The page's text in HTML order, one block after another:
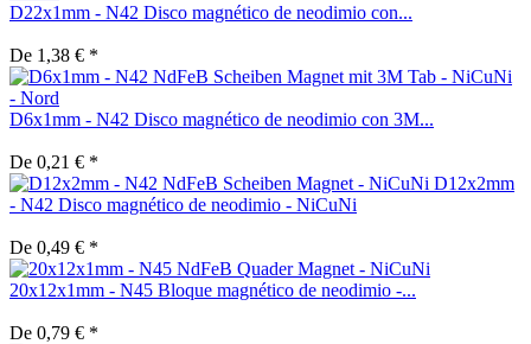
D22x1mm - N42 Disco magnético de neodimio con...
De 1,38 € *
D6x1mm - N42 Disco magnético de neodimio con 3M...
De 0,21 € *
D12x2mm
- N42 Disco magnético de neodimio - NiCuNi
De 0,49 € *
20x12x1mm - N45 Bloque magnético de neodimio -...
De 0,79 € *